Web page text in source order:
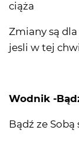
ciąża
Zmiany są
jesli w tej
Wodnik -
Bądź ze Sobą